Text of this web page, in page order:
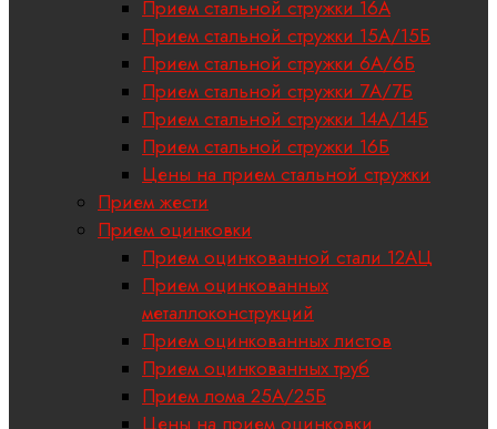
Прием стальной стружки 16А
Прием стальной стружки 15А/15Б
Прием стальной стружки 6А/6Б
Прием стальной стружки 7А/7Б
Прием стальной стружки 14А/14Б
Прием стальной стружки 16Б
Цены на прием стальной стружки
Прием жести
Прием оцинковки
Прием оцинкованной стали 12АЦ
Прием оцинкованных
металлоконструкций
Прием оцинкованных листов
Прием оцинкованных труб
Прием лома 25А/25Б
Цены на прием оцинковки